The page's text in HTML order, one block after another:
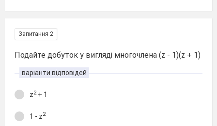
Запитання 2
Подайте добуток у вигляді многочлена (z - 1)(z + 1)
варіанти відповідей
z2+ 1
1 - z2